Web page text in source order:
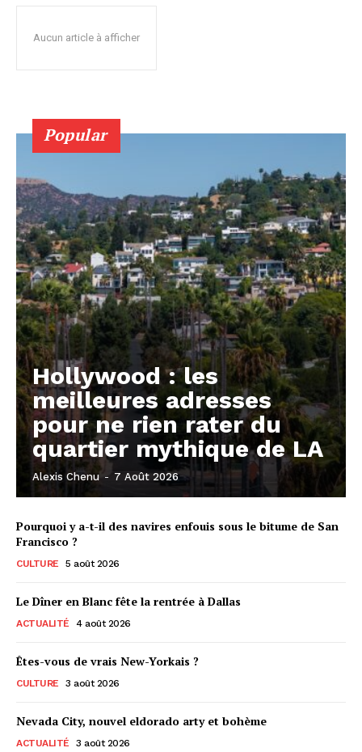
Aucun article à afficher
Popular
Hollywood : les
meilleures adresses
pour ne rien rater du
quartier mythique de LA
Alexis Chenu - 7 Août 2026
Pourquoi y a-t-il des navires enfouis sous le bitume de San
Francisco ?
CULTURE 5 août 2026
Le Dîner en Blanc fête la rentrée à Dallas
ACTUALITÉ 4 août 2026
Êtes-vous de vrais New-Yorkais ?
CULTURE 3 août 2026
Nevada City, nouvel eldorado arty et bohème
ACTUALITÉ 3 août 2026